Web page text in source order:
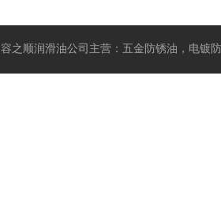
容之顺润滑油公司主营：五金防锈油，电镀
油,拉伸